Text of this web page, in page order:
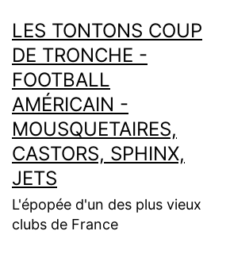
au
contenu
LES TONTONS COUP
DE TRONCHE -
FOOTBALL
AMÉRICAIN -
MOUSQUETAIRES,
CASTORS, SPHINX,
JETS
L'épopée d'un des plus vieux
clubs de France